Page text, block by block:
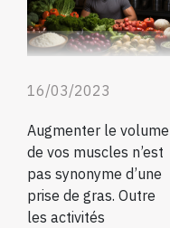
16/03/2023
Augmenter le volume
de vos muscles n’est
pas synonyme d’une
prise de gras. Outre
les activités